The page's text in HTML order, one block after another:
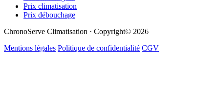
Prix climatisation
Prix débouchage
ChronoServe Climatisation · Copyright© 2026
Mentions légales Politique de confidentialité CGV